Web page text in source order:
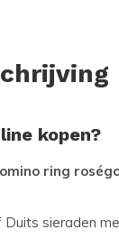
kopen?
ring
Duits sieraden